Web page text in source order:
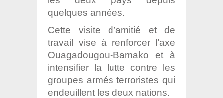
quelques années.
Cette visite d’amitié et de
travail vise à renforcer l’axe
Ouagadougou-Bamako et à
intensifier la lutte contre les
groupes armés terroristes qui
endeuillent les deux nations.